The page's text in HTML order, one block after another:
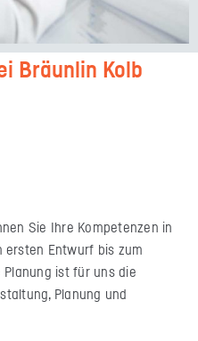
Bräunlin Kolb
Sie Ihre Kompetenzen in
ersten Entwurf bis zum
ist für uns die
Planung und